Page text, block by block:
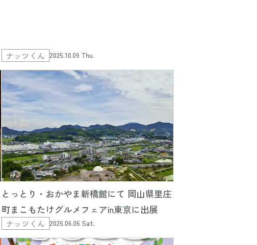
ナッツくん 2025.10.09 Thu.
とっとり・おかやま新橋館にて 岡山県里庄
町まこもたけグルメフェアin東京に出展
ナッツくん 2026.06.06 Sat.